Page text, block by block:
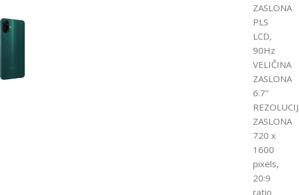
ZASLONA
PLS
LCD,
90Hz
VELIČINA
ZASLONA
6.7”
ZASLONA
720 x
1600
pixels,
20:9
ratio